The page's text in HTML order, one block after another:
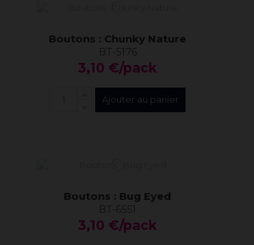
Boutons : Chunky Nature
BT-5176
3,10 €/pack
Ajouter au panier
Boutons : Bug Eyed
BT-6551
3,10 €/pack